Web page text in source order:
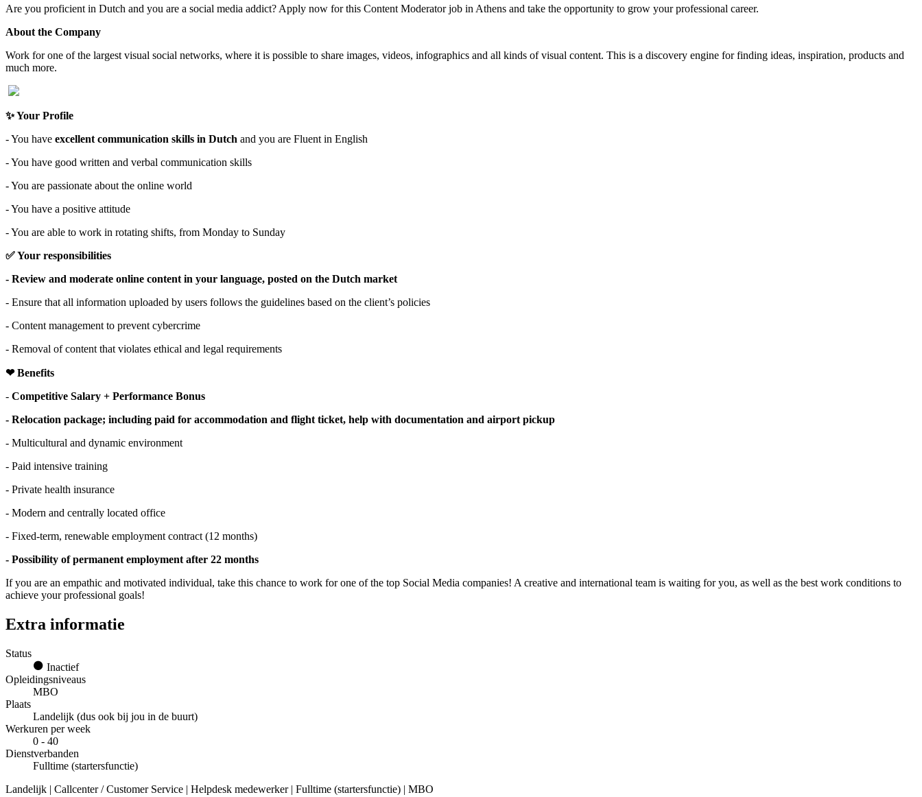
Are you proficient in Dutch and you are a social media addict? Apply now for this Content Moderator job in Athens and take the opportunity to grow your professional career.
About the Company
Work for one of the largest visual social networks, where it is possible to share images, videos, infographics and all kinds of visual content. This is a discovery engine for finding ideas, inspiration, products and
much more.
✨ Your Profile
- You have excellent communication skills in Dutch and you are Fluent in English
- You have good written and verbal communication skills
- You are passionate about the online world
- You have a positive attitude
- You are able to work in rotating shifts, from Monday to Sunday
✅ Your responsibilities
- Review and moderate online content in your language, posted on the Dutch market
- Ensure that all information uploaded by users follows the guidelines based on the client’s policies
- Content management to prevent cybercrime
- Removal of content that violates ethical and legal requirements
❤ Benefits
- Competitive Salary + Performance Bonus
- Relocation package; including paid for accommodation and flight ticket, help with documentation and airport pickup
- Multicultural and dynamic environment
- Paid intensive training
- Private health insurance
- Modern and centrally located office
- Fixed-term, renewable employment contract (12 months)
- Possibility of permanent employment after 22 months
If you are an empathic and motivated individual, take this chance to work for one of the top Social Media companies! A creative and international team is waiting for you, as well as the best work conditions to
achieve your professional goals!
Extra informatie
Status
Inactief
Opleidingsniveaus
MBO
Plaats
Landelijk (dus ook bij jou in de buurt)
Werkuren per week
0 - 40
Dienstverbanden
Fulltime (startersfunctie)
Landelijk | Callcenter / Customer Service | Helpdesk medewerker | Fulltime (startersfunctie) | MBO